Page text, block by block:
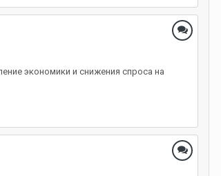
экономики и снижения спроса на